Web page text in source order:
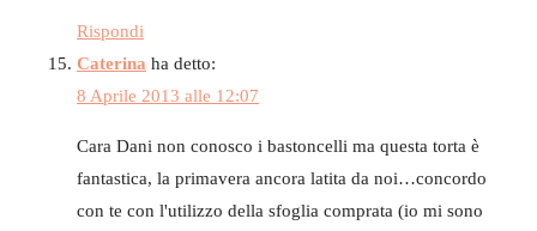
Rispondi
Caterina ha detto:
8 Aprile 2013 alle 12:07
Cara Dani non conosco i bastoncelli ma questa torta è
fantastica, la primavera ancora latita da noi…concordo
con te con l'utilizzo della sfoglia comprata (io mi sono